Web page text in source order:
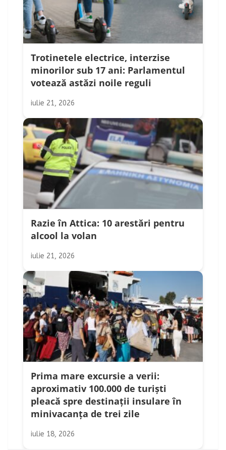
Trotinetele electrice, interzise
minorilor sub 17 ani: Parlamentul
votează astăzi noile reguli
iulie 21, 2026
Razie în Attica: 10 arestări pentru
alcool la volan
iulie 21, 2026
Prima mare excursie a verii:
aproximativ 100.000 de turiști
pleacă spre destinații insulare în
minivacanța de trei zile
iulie 18, 2026